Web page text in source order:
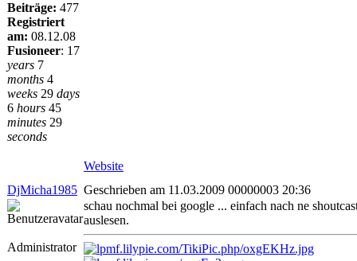
Beiträge: 477
Registriert
am: 08.12.08
Fusioneer: 17
years 7
months 4
weeks 29 days
6 hours 45
minutes 29
seconds
Website
DjMicha1985 Geschrieben am 11.03.2009 00000003 20:36
Administrator
schau nochmal bei google ... einfach nach ne
auslesen.